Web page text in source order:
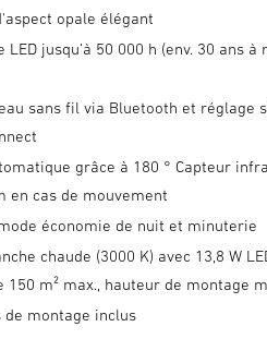
opale élégant
LED jusqu’à 50 000 h (env. 30 ans
sans fil via Bluetooth et réglage
grâce à 180 ° Capteur
en cas de mouvement
économie de nuit et minuterie
chaude (3000 K) avec 13,8 W
150 m² max., hauteur de montage
de montage inclus